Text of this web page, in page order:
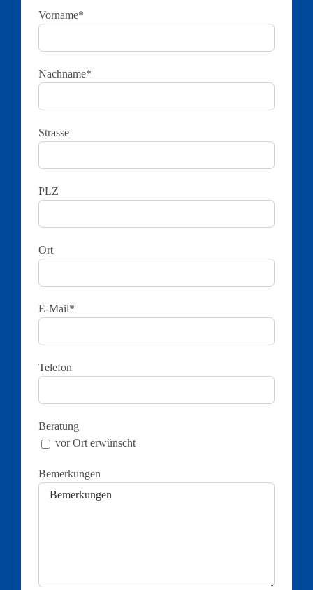
Vorname*
Nachname*
Strasse
PLZ
Ort
E-Mail*
Telefon
Beratung
vor Ort erwünscht
Bemerkungen